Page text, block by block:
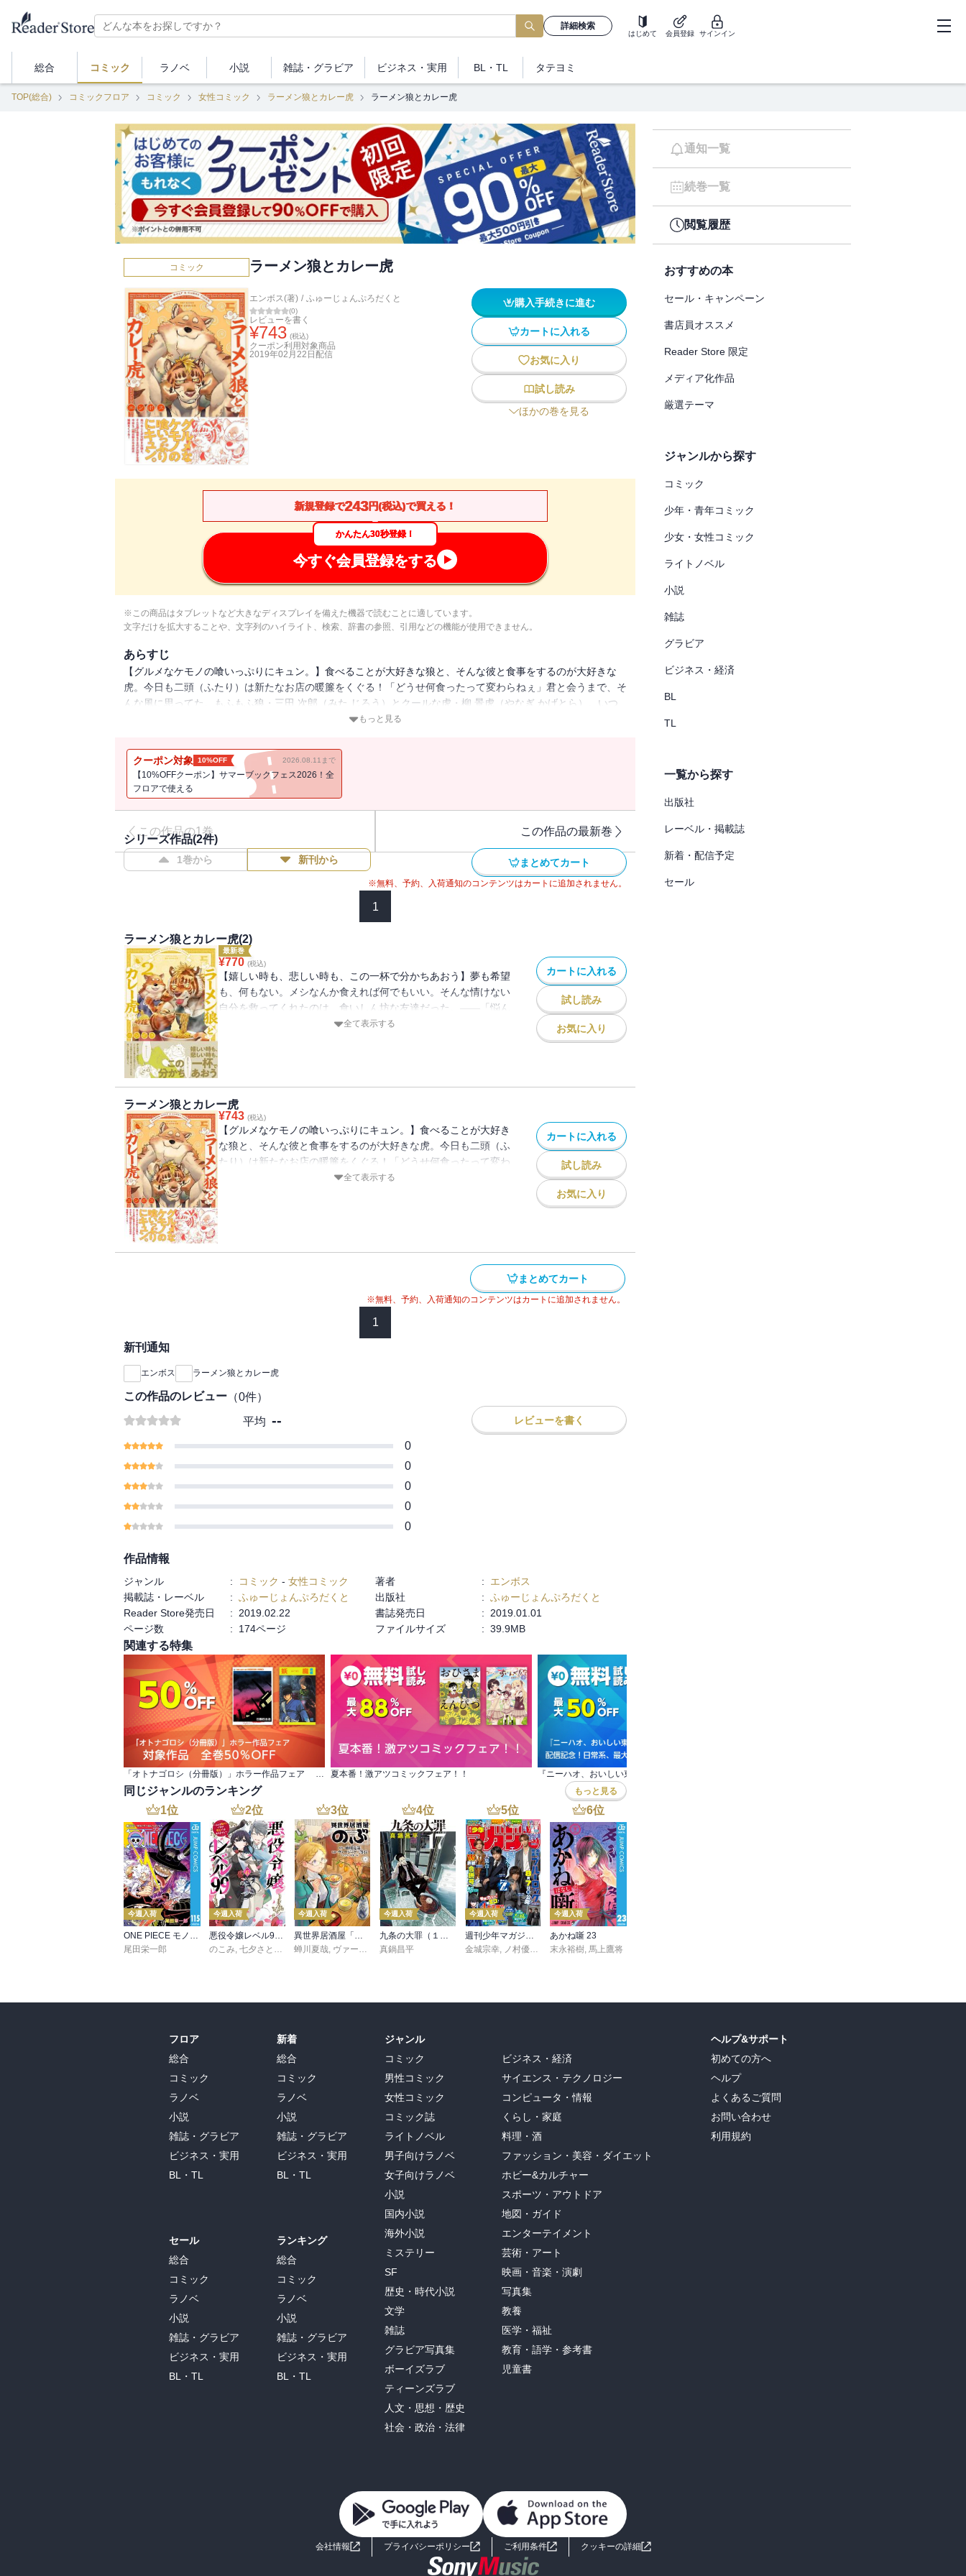
詳細検索
はじめて 会員登録 サインイン
総合 コミック ラノベ 小説 雑誌・ グラビア ビジネス ・実用 BL・TL タテヨミ
TOP(総合) コミックフロア コミック 女性コミック ラーメン狼とカレー虎 ラーメン狼とカレー虎
コミック ラーメン狼とカレー虎
エンボス(著) / ふゅーじょんぷろだくと
(0)
レビューを書く
¥743 (税込)
クーポン利用対象商品
2019年02月22日 配信
購入手続きに進む
カートに入れる
お気に入り
試し読み
ほかの巻を見る
新規登録で243円(税込)で買える！
かんたん30秒登録！
今すぐ会員登録をする
※この商品はタブレットなど大きなディスプレイを備えた機器で読むことに適しています。
文字だけを拡大することや、文字列のハイライト、検索、辞書の参照、引用などの機能が使用できません。
あらすじ
【グルメなケモノの喰いっぷりにキュン。】食べることが大好きな狼と、そんな彼と食事をするのが大好きな
虎。今日も二頭（ふたり）は新たなお店の暖簾をくぐる！「どうせ何食ったって変わらねぇ」君と会うまで、そ
んな風に思ってた。もふもふ狼・三田 次郎（みた じろう）とクールな虎・柳 景虎（やなぎ かげとら）。いつ
も楽しくご飯を食べる二頭（ふたり）だが、次郎と知り合う前の景虎は食事なんて少しも好きではなく
もっと見る
クーポン対象 10%OFF 2026.08.11まで
【10%OFFクーポン】サマーブックフェス2026！全
フロアで使える
この作品の1巻 この作品の最新巻
シリーズ作品(2件)
1巻から 新刊から まとめてカート
※無料、予約、入荷通知のコンテンツはカートに追加されません。
1
ラーメン狼とカレー虎(2)
最新巻
¥770 (税込)
【嬉しい時も、悲しい時も、この一杯で分かちあおう】夢も希望
も、何もない。メシなんか食えれば何でもいい。そんな情けない
自分を救ってくれたのは、食いしん坊な友達だった。――「悩ん
だら、とりあえずメシ行こう！」食欲に忠実な「ラーメン狼」こ
葉にするようになっていた。しかし、疎遠になった兄との関係は
戻らないまま。次郎と一緒にあちこち食べ歩くにつれて、景虎は
次第に兄への意思を明確にしていくのだが・・・？ 食を通じて
獣（ひと）と獣（ひと）が寄り添う、ほのぼのストーリー第２
弾！
全て表示する
カートに入れる
試し読み
お気に入り
ラーメン狼とカレー虎
¥743 (税込)
【グルメなケモノの喰いっぷりにキュン。】食べることが大好き
な狼と、そんな彼と食事をするのが大好きな虎。今日も二頭（ふ
たり）は新たなお店の暖簾をくぐる！「どうせ何食ったって変わ
らねぇ」君と会うまで、そんな風に思ってた。もふもふ狼・三田
全て表示する
カートに入れる
試し読み
お気に入り
まとめてカート
※無料、予約、入荷通知のコンテンツはカートに追加されません。
1
新刊通知
エンボス ラーメン狼とカレー虎
この作品のレビュー （0件）
平均 -- レビューを書く
0
0
0
0
0
作品情報
ジャンル : コミック - 女性コミック 著者 :
エンボス
掲載誌・レーベル
: ふゅーじょんぷろだくと 出版社 : ふゅーじょんぷろだくと
Reader Store発売日
: 2019.02.22 書誌発売日 :
2019.01.01
ページ数
: 174ページ ファイルサイズ : 39.9MB
関連する特集
夏本番！激アツコミックフェア！！
同じジャンルのランキング もっと見る
1位
今週入荷
ONE PIECE モノクロ版 115
尾田栄一郎
2位
今週入荷
悪役令嬢レベル99 ～私は裏ボスですが魔王ではありません～ その６
のこみ, 七夕さとり Tea
3位
今週入荷
異世界居酒屋「のぶ」(22)
蝉川夏哉, ヴァージニア二等兵 ,
4位
今週入荷
九条の大罪（１７）
真鍋昌平
5位
今週入荷
週刊少年マガジン 2026年36・37号[2026年8月5日発売]
金城宗幸, ノ村優介 真島ヒロ,宮島礼吏,新川直司
6位
今週入荷
あかね噺 23
末永裕樹,馬上鷹将
通知一覧
続巻一覧
閲覧履歴
おすすめの本
セール・キャンペーン
書店員オススメ
Reader Store 限定
メディア化作品
厳選テーマ
ジャンルから探す
コミック
少年・青年コミック
少女・女性コミック
ライトノベル
小説
雑誌
グラビア
ビジネス・経済
BL
TL
一覧から探す
出版社
レーベル・掲載誌
新着・配信予定
セール
フロア
総合
コミック
ラノベ
小説
雑誌・グラビア
ビジネス・実用
BL・TL
セール
総合
コミック
ラノベ
小説
雑誌・グラビア
ビジネス・実用
BL・TL
新着
総合
コミック
ラノベ
小説
雑誌・グラビア
ビジネス・実用
BL・TL
ランキング
総合
コミック
ラノベ
小説
雑誌・グラビア
ビジネス・実用
BL・TL
ジャンル
コミック
男性コミック
女性コミック
コミック誌
ライトノベル
男子向けラノベ
女子向けラノベ
小説
国内小説
海外小説
ミステリー
SF
歴史・時代小説
文学
雑誌
グラビア写真集
ボーイズラブ
ティーンズラブ
人文・思想・歴史
社会・政治・法律
ビジネス・経済
サイエンス・テクノロジー
コンピュータ・情報
くらし・家庭
料理・酒
ファッション・美容・ダイエット
ホビー&カルチャー
スポーツ・アウトドア
地図・ガイド
エンターテイメント
芸術・アート
映画・音楽・演劇
写真集
教養
医学・福祉
教育・語学・参考書
児童書
ヘルプ&サポート
初めての方へ
ヘルプ
よくあるご質問
お問い合わせ
利用規約
会社情報 プライバシーポリシー ご利用条件 クッキーの詳細